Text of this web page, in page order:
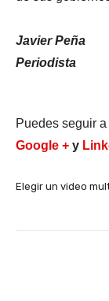
Javier Peña
Periodista
Puedes seguir
Google + y
Elegir un video